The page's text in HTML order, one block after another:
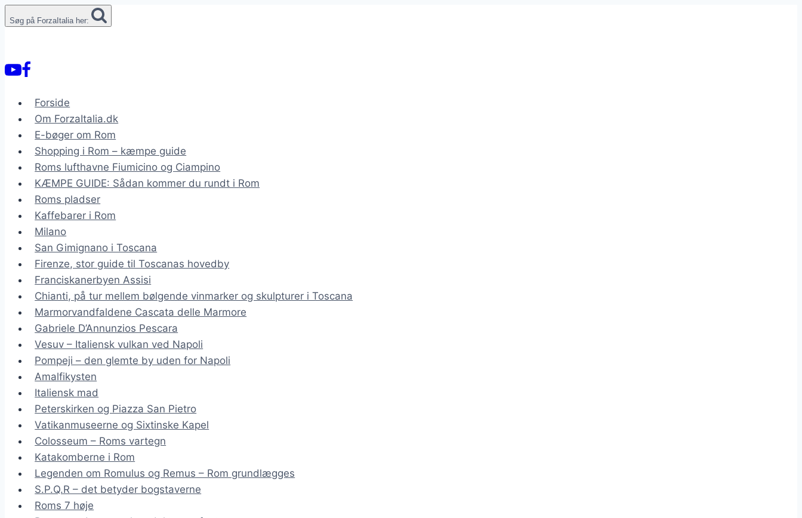
til
Søg på ForzaItalia her:
Forside
Om ForzaItalia.dk
E-bøger om Rom
Shopping i Rom – kæmpe guide
Roms lufthavne Fiumicino og Ciampino
KÆMPE GUIDE: Sådan kommer du rundt i Rom
Roms pladser
Kaffebarer i Rom
Milano
San Gimignano i Toscana
Firenze, stor guide til Toscanas hovedby
Franciskanerbyen Assisi
Chianti, på tur mellem bølgende vinmarker og skulpturer i Toscana
Marmorvandfaldene Cascata delle Marmore
Gabriele D’Annunzios Pescara
Vesuv – Italiensk vulkan ved Napoli
Pompeji – den glemte by uden for Napoli
Amalfikysten
Italiensk mad
Peterskirken og Piazza San Pietro
Vatikanmuseerne og Sixtinske Kapel
Colosseum – Roms vartegn
Katakomberne i Rom
Legenden om Romulus og Remus – Rom grundlægges
S.P.Q.R – det betyder bogstaverne
Roms 7 høje